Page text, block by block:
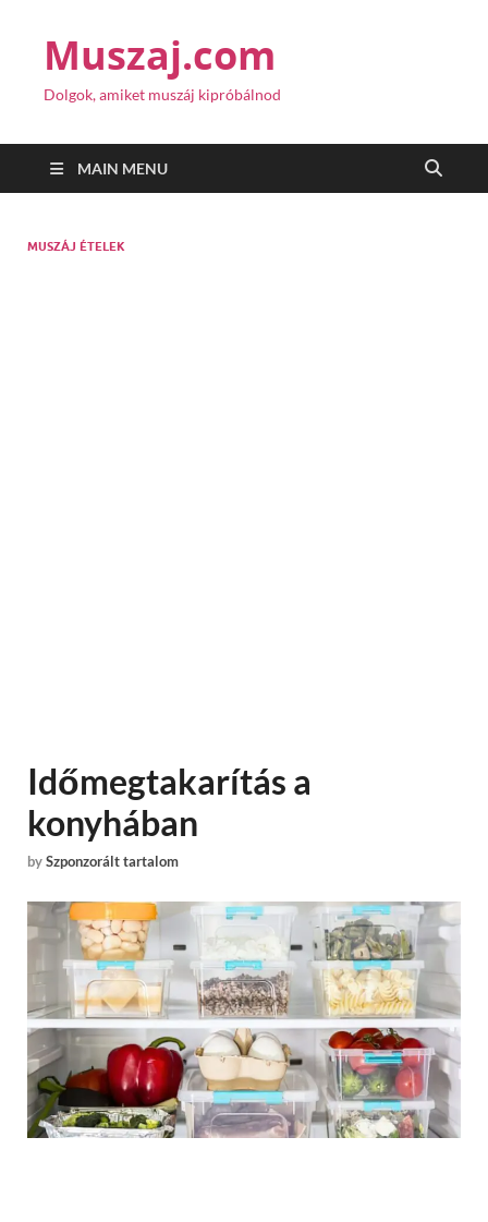
Muszaj.com
Dolgok, amiket muszáj kipróbálnod
MAIN MENU
MUSZÁJ ÉTELEK
Időmegtakarítás a
konyhában
bySzponzorált tartalom